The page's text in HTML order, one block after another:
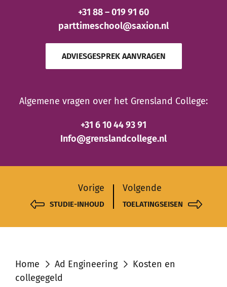
+31 88 – 019 91 60
parttimeschool@saxion.nl
ADVIESGESPREK AANVRAGEN
Algemene vragen over het Grensland College:
+31 6 10 44 93 91
Info@grenslandcollege.nl
Vorige
STUDIE-INHOUD
Volgende
TOELATINGSEISEN
Home Ad Engineering
Kosten en
collegegeld